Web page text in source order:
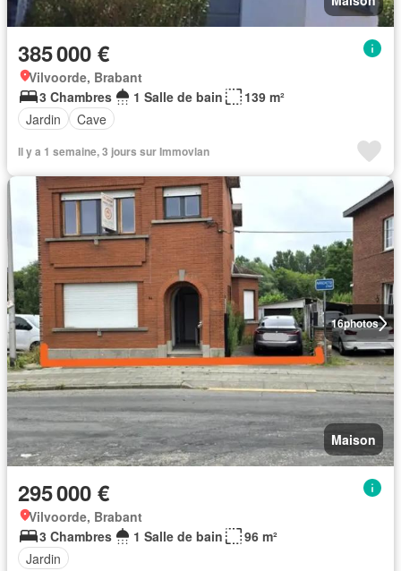
385 000 €
Vilvoorde, Brabant
3 Chambres
1 Salle de bain
139 m²
Jardin
Cave
Il y a 1 semaine, 3 jours sur Immovlan
16photos
Maison
295 000 €
Vilvoorde, Brabant
3 Chambres
1 Salle de bain
96 m²
Jardin